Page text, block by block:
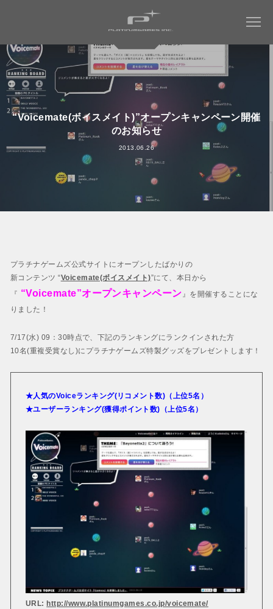
COMPANY
会社情報トップ
会社概要
社長メッセージ
社名について
パーパス ＆ バリュー
WORKS
すべてのタイトル
ミュータントタートルズ：ラスト・ローニン
ベヨネッタ オリジンズ:
BAYONETTA 2
ベヨネッタ2
MAGAZINE
RECRUIT
WORK ENVIRONMENT
“Voicemate(ボイスメイト)”オープンキャンペーン開催
のお知らせ
2013.06.26
プラチナゲームズ公式サイトにオープンしたばかりの
新コンテンツ “Voicemate(ボイスメイト)”にて、本日から
『 “Voicemate”オープンキャンペーン 』を開催することにな
りました！
7/17(水) 09：30時点で、下記のランキングにランクインされた方
10名(重複受賞なし)にプラチナゲームズ特製グッズをプレゼントします！
★人気のVoiceランキング(リコメント数)（上位5名）
★ユーザーランキング(獲得ポイント数)（上位5名）
URL: http://www.platinumgames.co.jp/voicemate/